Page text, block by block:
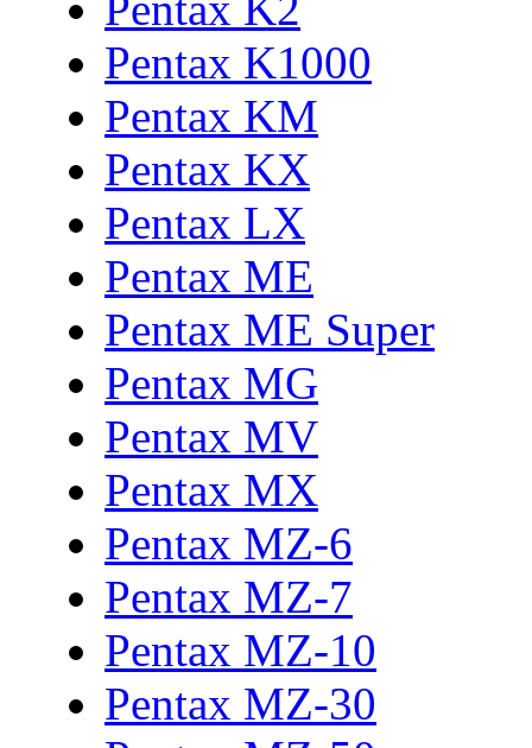
Pentax K1000
Pentax KM
Pentax KX
Pentax LX
Pentax ME
Pentax ME Super
Pentax MG
Pentax MV
Pentax MX
Pentax MZ-6
Pentax MZ-7
Pentax MZ-10
Pentax MZ-30